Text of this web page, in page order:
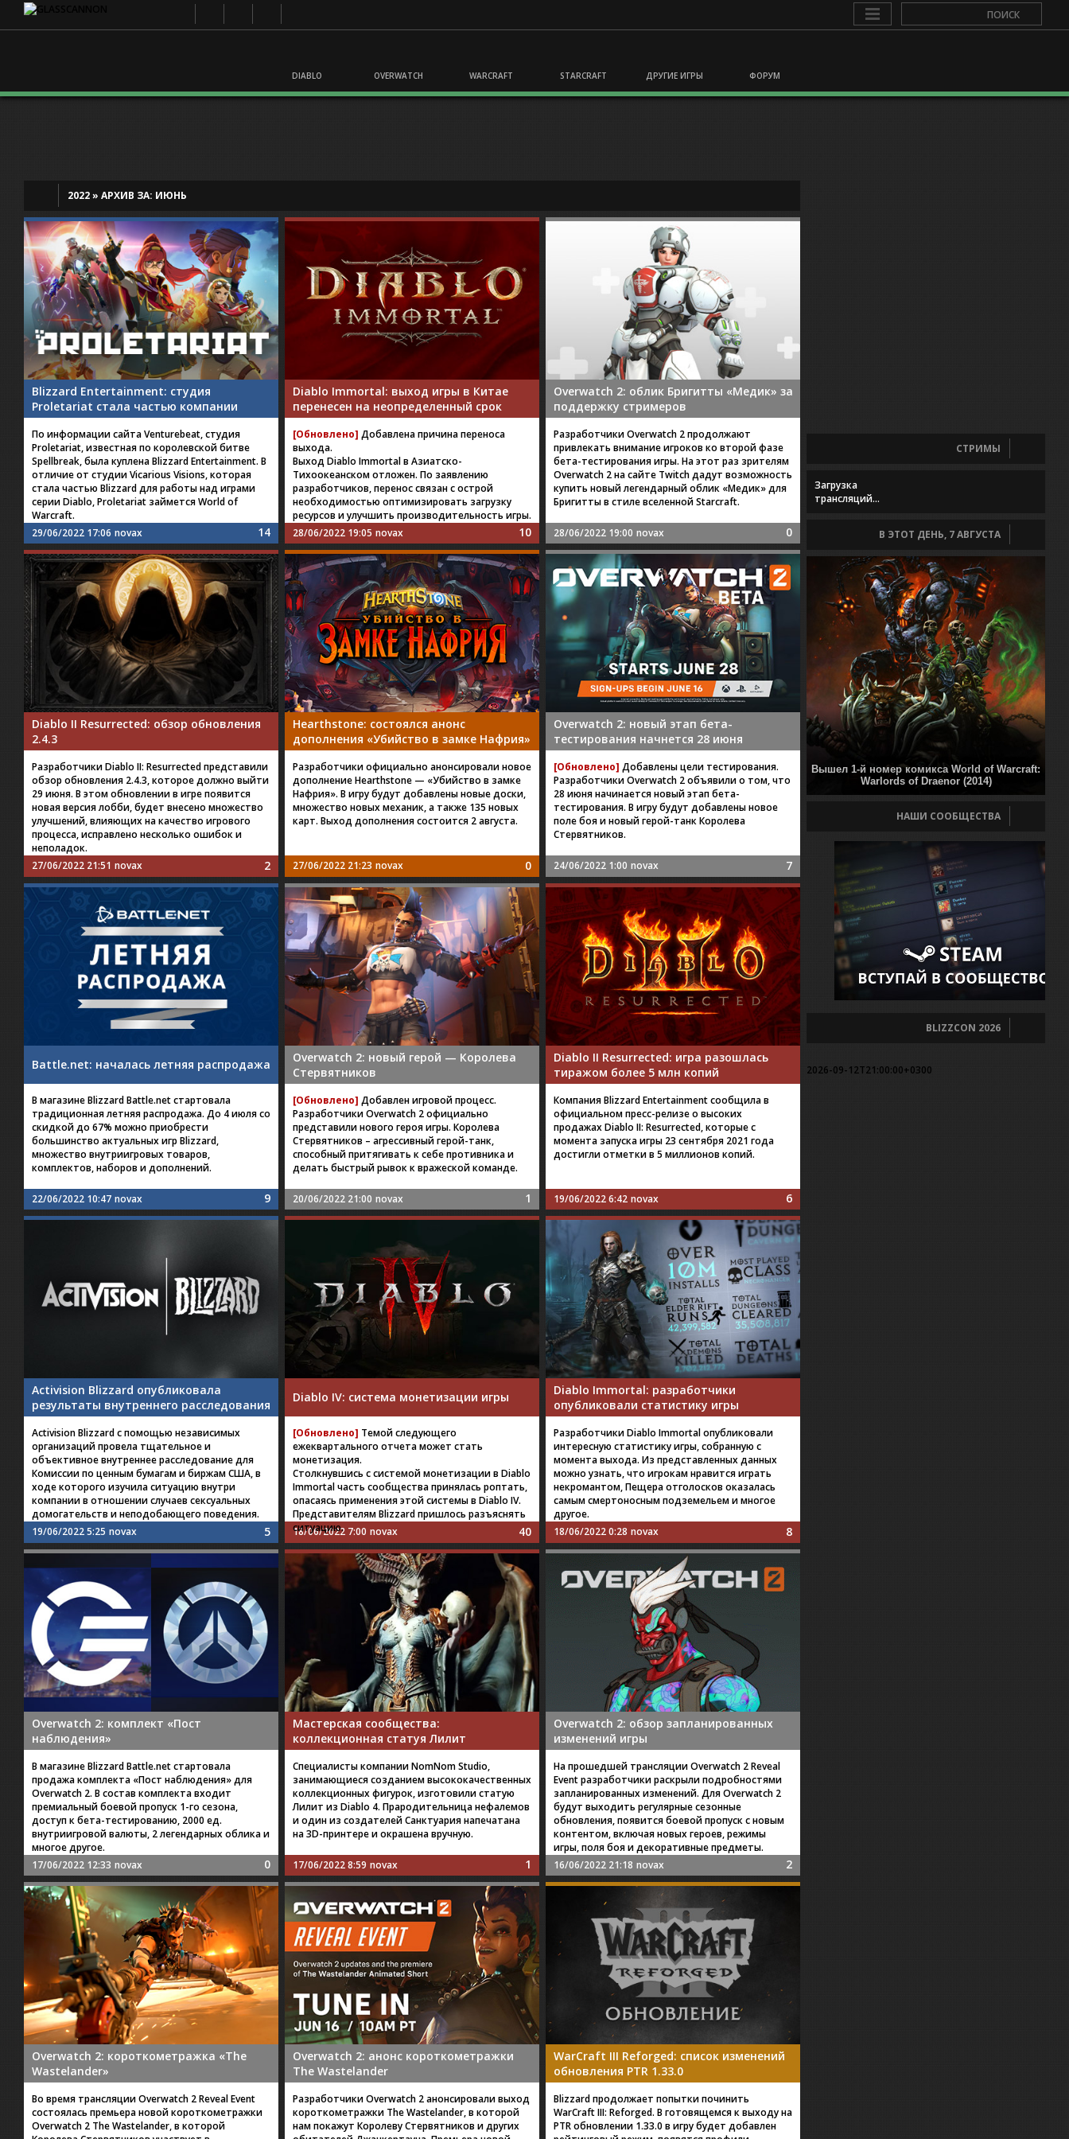
DIABLO OVERWATCH WARCRAFT STARCRAFT ДРУГИЕ ИГРЫ ФОРУМ
2022» АРХИВ ЗА: ИЮНЬ
Blizzard Entertainment: студия
Proletariat стала частью компании
По информации сайта Venturebeat, студия
Proletariat, известная по королевской битве
Spellbreak, была куплена Blizzard Entertainment. В
отличие от студии Vicarious Visions, которая
стала частью Blizzard для работы над играми
серии Diablo, Proletariat займется World of
Warcraft.
29/06/2022 17:06 novax 14
Diablo Immortal: выход игры в Китае
перенесен на неопределенный срок
[Обновлено] Добавлена причина переноса
выхода.
Выход Diablo Immortal в Азиатско-
Тихоокеанском отложен. По заявлению
разработчиков, перенос связан с острой
необходимостью оптимизировать загрузку
ресурсов и улучшить производительность игры.
28/06/2022 19:05 novax 10
Overwatch 2: облик Бригитты «Медик» за
поддержку стримеров
Разработчики Overwatch 2 продолжают
привлекать внимание игроков ко второй фазе
бета-тестирования игры. На этот раз зрителям
Overwatch 2 на сайте Twitch дадут возможность
купить новый легендарный облик «Медик» для
Бригитты в стиле вселенной Starcraft.
28/06/2022 19:00 novax 0
Diablo II Resurrected: обзор обновления
2.4.3
Разработчики Diablo II: Resurrected представили
обзор обновления 2.4.3, которое должно выйти
29 июня. В этом обновлении в игре появится
новая версия лобби, будет внесено множество
улучшений, влияющих на качество игрового
процесса, исправлено несколько ошибок и
неполадок.
27/06/2022 21:51 novax 2
Hearthstone: состоялся анонс
дополнения «Убийство в замке Нафрия»
Разработчики официально анонсировали новое
дополнение Hearthstone — «Убийство в замке
Нафрия». В игру будут добавлены новые доски,
множество новых механик, а также 135 новых
карт. Выход дополнения состоится 2 августа.
27/06/2022 21:23 novax 0
Overwatch 2: новый этап бета-
тестирования начнется 28 июня
[Обновлено] Добавлены цели тестирования.
Разработчики Overwatch 2 объявили о том, что
28 июня начинается новый этап бета-
тестирования. В игру будут добавлены новое
поле боя и новый герой-танк Королева
Стервятников.
24/06/2022 1:00 novax 7
Battle.net: началась летняя распродажа
В магазине Blizzard Battle.net стартовала
традиционная летняя распродажа. До 4 июля со
скидкой до 67% можно приобрести
большинство актуальных игр Blizzard,
множество внутриигровых товаров,
комплектов, наборов и дополнений.
22/06/2022 10:47 novax 9
Overwatch 2: новый герой — Королева
Стервятников
[Обновлено] Добавлен игровой процесс.
Разработчики Overwatch 2 официально
представили нового героя игры. Королева
Стервятников – агрессивный герой-танк,
способный притягивать к себе противника и
делать быстрый рывок к вражеской команде.
20/06/2022 21:00 novax 1
Diablo II Resurrected: игра разошлась
тиражом более 5 млн копий
Компания Blizzard Entertainment сообщила в
официальном пресс-релизе о высоких
продажах Diablo II: Resurrected, которые с
момента запуска игры 23 сентября 2021 года
достигли отметки в 5 миллионов копий.
19/06/2022 6:42 novax 6
Activision Blizzard опубликовала
результаты внутреннего расследования
Activision Blizzard с помощью независимых
организаций провела тщательное и
объективное внутреннее расследование для
Комиссии по ценным бумагам и биржам США, в
ходе которого изучила ситуацию внутри
компании в отношении случаев сексуальных
домогательств и неподобающего поведения.
19/06/2022 5:25 novax 5
Diablo IV: система монетизации игры
[Обновлено] Темой следующего
ежеквартального отчета может стать
монетизация.
Столкнувшись с системой монетизации в Diablo
Immortal часть сообщества принялась роптать,
опасаясь применения этой системы в Diablo IV.
Представителям Blizzard пришлось разъяснять
ситуацию.
18/06/2022 7:00 novax 40
Diablo Immortal: разработчики
опубликовали статистику игры
Разработчики Diablo Immortal опубликовали
интересную статистику игры, собранную с
момента выхода. Из представленных данных
можно узнать, что игрокам нравится играть
некромантом, Пещера отголосков оказалась
самым смертоносным подземельем и многое
другое.
18/06/2022 0:28 novax 8
Overwatch 2: комплект «Пост
наблюдения»
В магазине Blizzard Battle.net стартовала
продажа комплекта «Пост наблюдения» для
Overwatch 2. В состав комплекта входит
премиальный боевой пропуск 1-го сезона,
доступ к бета-тестированию, 2000 ед.
внутриигровой валюты, 2 легендарных облика и
многое другое.
17/06/2022 12:33 novax 0
Мастерская сообщества:
коллекционная статуя Лилит
Специалисты компании NomNom Studio,
занимающиеся созданием высококачественных
коллекционных фигурок, изготовили статую
Лилит из Diablo 4. Прародительница нефалемов
и один из создателей Санктуария напечатана
на 3D-принтере и окрашена вручную.
17/06/2022 8:59 novax 1
Overwatch 2: обзор запланированных
изменений игры
На прошедшей трансляции Overwatch 2 Reveal
Event разработчики раскрыли подробностями
запланированных изменений. Для Overwatch 2
будут выходить регулярные сезонные
обновления, появится боевой пропуск с новым
контентом, включая новых героев, режимы
игры, поля боя и декоративные предметы.
16/06/2022 21:18 novax 2
Overwatch 2: короткометражка «The
Wastelander»
Во время трансляции Overwatch 2 Reveal Event
состоялась премьера новой короткометражки
Overwatch 2 The Wastelander, в которой
Overwatch 2: анонс короткометражки
The Wastelander
Разработчики Overwatch 2 анонсировали выход
короткометражки The Wastelander, в которой
нам покажут Королеву Стервятников и других
WarCraft III Reforged: список изменений
обновления PTR 1.33.0
Blizzard продолжает попытки починить
WarCraft III: Reforged. В готовящемся к выходу на
PTR обновлении 1.33.0 в игру будет добавлен
СТРИМЫ
Загрузка
трансляций...
В ЭТОТ ДЕНЬ, 7 АВГУСТА
Вышел 1-й номер комикса World of Warcraft:
Warlords of Draenor (2014)
НАШИ СООБЩЕСТВА
BLIZZCON 2026
2026-09-12T21:00:00+0300